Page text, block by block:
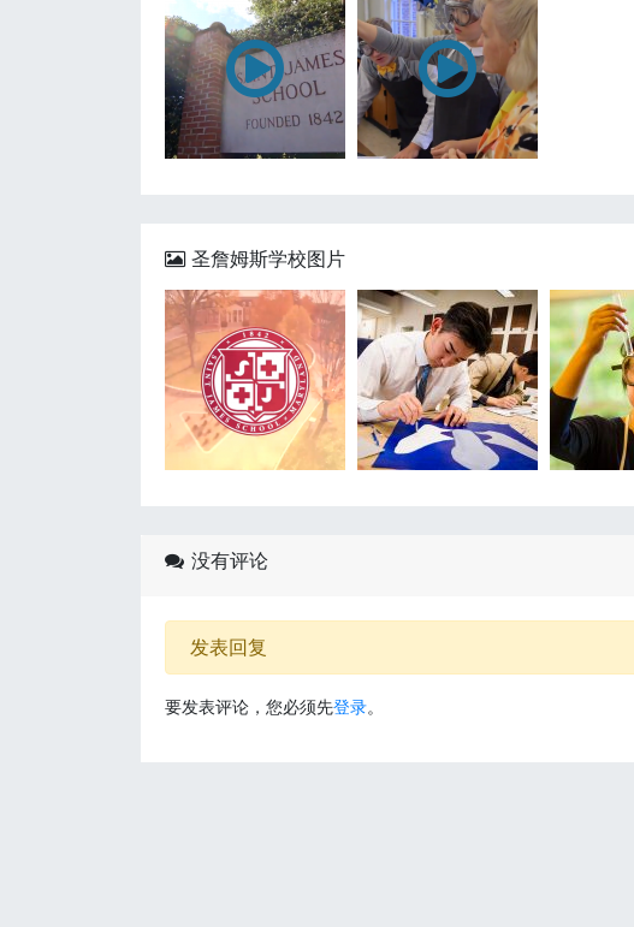
圣詹姆斯学校图片
没有评论
发表回复
要发表评论，您必须先登录。